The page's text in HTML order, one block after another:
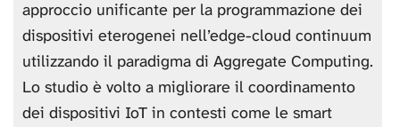
approccio unificante per la programmazione dei
dispositivi eterogenei nell’edge-cloud continuum
utilizzando il paradigma di Aggregate Computing.
Lo studio è volto a migliorare il coordinamento
dei dispositivi IoT in contesti come le smart